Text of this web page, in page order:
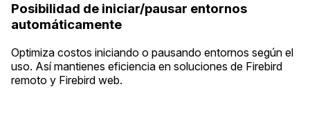
Posibilidad de iniciar/pausar entornos
automáticamente
Optimiza costos iniciando o pausando entornos según el
uso. Así mantienes eficiencia en soluciones de Firebird
remoto y Firebird web.